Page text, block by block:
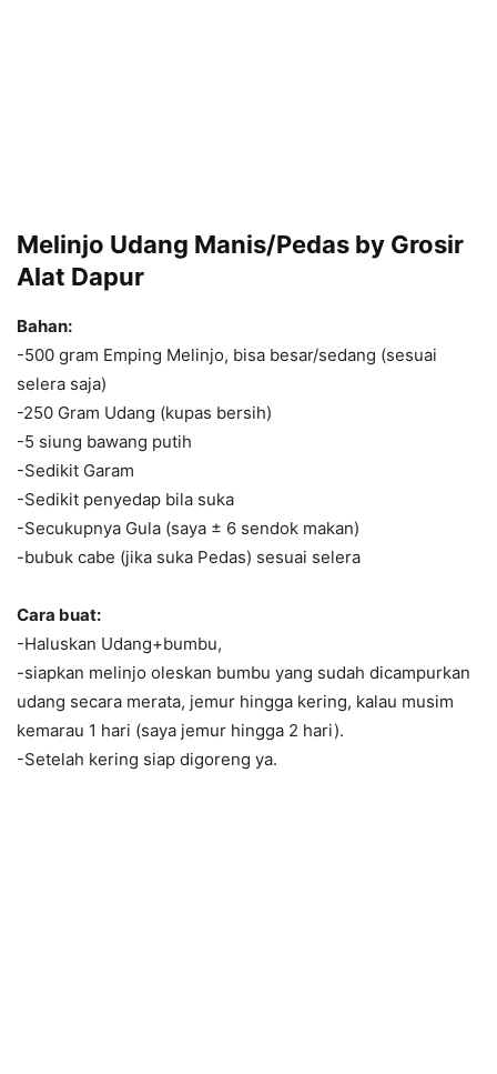
Melinjo Udang Manis/Pedas by Grosir
Alat Dapur
Bahan:
-500 gram Emping Melinjo, bisa besar/sedang (sesuai
selera saja)
-250 Gram Udang (kupas bersih)
-5 siung bawang putih
-Sedikit Garam
-Sedikit penyedap bila suka
-Secukupnya Gula (saya ± 6 sendok makan)
-bubuk cabe (jika suka Pedas) sesuai selera
Cara buat:
-Haluskan Udang+bumbu,
-siapkan melinjo oleskan bumbu yang sudah dicampurkan
udang secara merata, jemur hingga kering, kalau musim
kemarau 1 hari (saya jemur hingga 2 hari).
-Setelah kering siap digoreng ya.